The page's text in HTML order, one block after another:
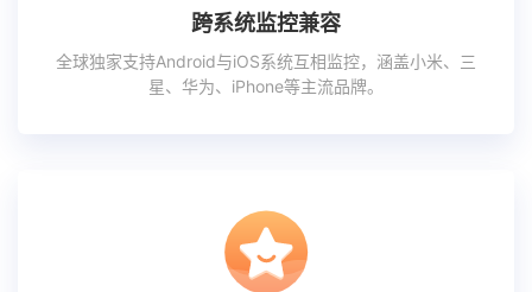
跨系统监控兼容
全球独家支持Android与iOS系统互相监控，涵盖小米、三
星、华为、iPhone等主流品牌。